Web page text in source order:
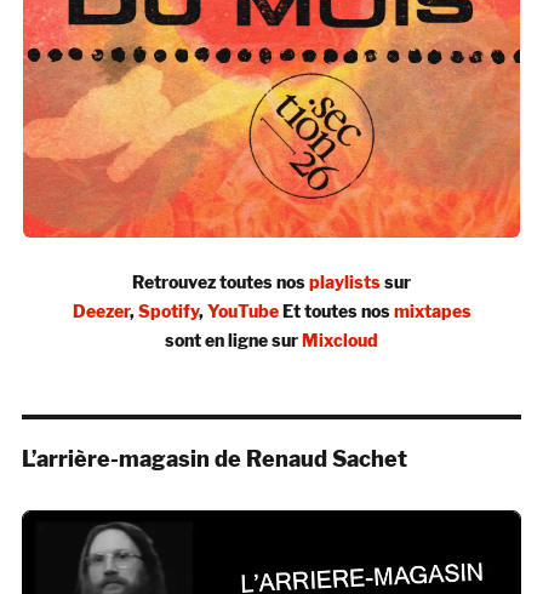
Retrouvez toutes nosplaylistssur
Deezer,Spotify,YouTubeEt toutes nosmixtapes
sont en ligne surMixcloud
L’arrière-magasin de Renaud Sachet